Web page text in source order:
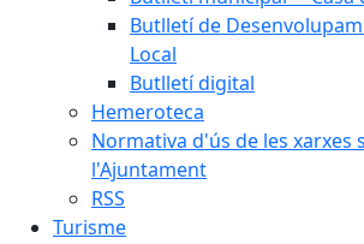
Butlletí de
Local
Butlletí digital
Hemeroteca
Normativa d'ús de les xarxes
l'Ajuntament
RSS
Turisme